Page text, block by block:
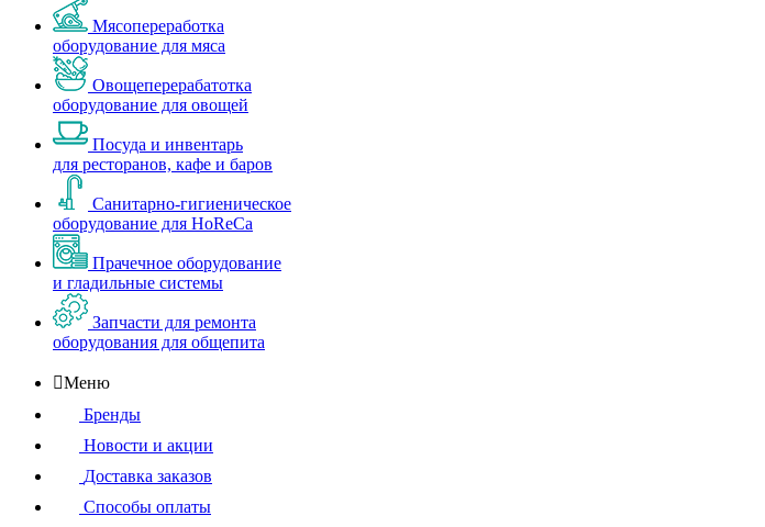
Мясопереработка
оборудование для мяса
Овощеперерабатотка
оборудование для овощей
Посуда и инвентарь
для ресторанов, кафе и баров
Санитарно-гигиеническое
оборудование для HoReCa
Прачечное оборудование
и гладильные системы
Запчасти для ремонта
оборудования для общепита
Меню
Бренды
Новости и акции
Доставка заказов
Способы оплаты